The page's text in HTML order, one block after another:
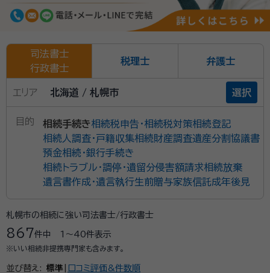
司法書士
行政書士
税理士 弁護士
エリア 北海道 / 札幌市 選択
目的 相続手続き相続税申告・相続税対策相続登記
相続人調査・戸籍収集相続財産調査遺産分割協議書
預金相続・銀行手続き
相続トラブル・調停・遺留分侵害額請求相続放棄
遺言書作成・遺言執行生前贈与家族信託成年後見
札幌市の相続に強い司法書士/行政書士
867件中 1〜40件表示
※いい相続非提携専門家も含みます。
並び替え: 標準 口コミ評価&件数順